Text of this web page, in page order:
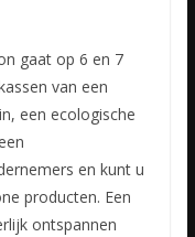
gaat op 6 en 7
van een
een ecologische
en kunt u
producten. Een
ontspannen